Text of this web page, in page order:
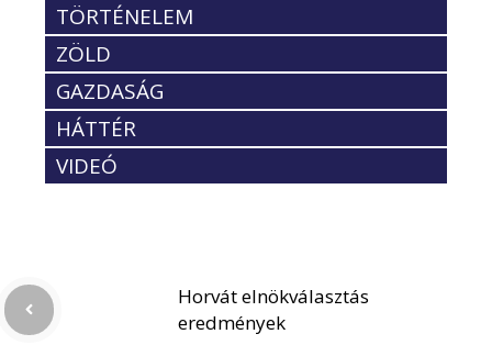
TÖRTÉNELEM
ZÖLD
GAZDASÁG
HÁTTÉR
VIDEÓ
Horvát elnökválasztás
eredmények